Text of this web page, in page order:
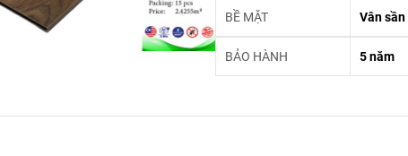
BỀ MẶT Vân sần
BẢO HÀNH 5 năm